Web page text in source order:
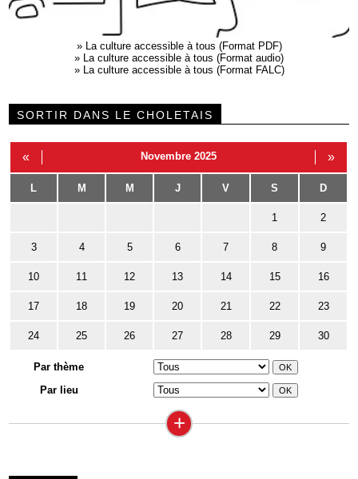
»
La culture accessible à tous (Format PDF)
»
La culture accessible à tous (Format audio)
»
La culture accessible à tous (Format FALC)
SORTIR DANS LE CHOLETAIS
« Novembre 2025 »
L M M J V S D
1 2
3 4 5 6 7 8 9
10 11 12 13 14 15 16
17 18 19 20 21 22 23
24 25 26 27 28 29 30
Par thème
Par lieu
+